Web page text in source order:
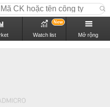
Watch list
New
Mở rộng